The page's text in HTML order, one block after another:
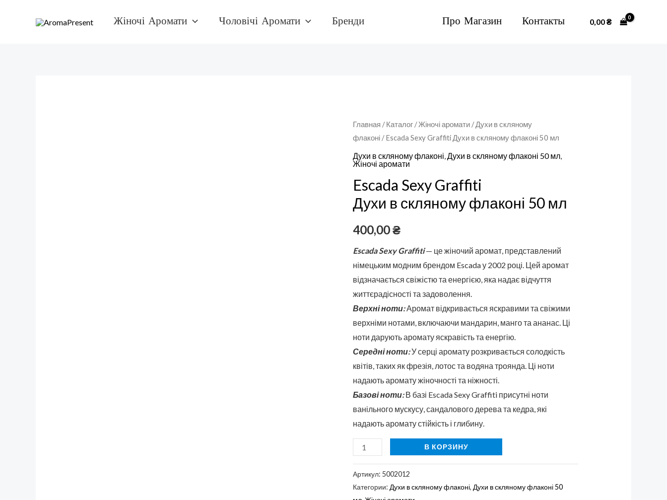
Жіночі Аромати Чоловічі Аромати Бренди Про Магазин Контакты 0,00₴
Главная /Каталог /Жіночі аромати /Духи в скляному
флаконі / Escada Sexy Graffiti Духи в скляному флаконі 50 мл
Духи в скляному флаконі,Духи в скляному флаконі 50 мл,
Жіночі аромати
Escada Sexy Graffiti
Духи в скляному флаконі 50 мл
400,00₴
Escada Sexy Graffiti— це жіночий аромат, представлений
німецьким модним брендом Escada у 2002 році. Цей аромат
відзначається свіжістю та енергією, яка надає відчуття
життєрадісності та задоволення.
Верхні ноти:Аромат відкривається яскравими та свіжими
верхніми нотами, включаючи мандарин, манго та ананас. Ці
ноти дарують аромату яскравість та енергію.
Середні ноти:У серці аромату розкривається солодкість
квітів, таких як фрезія, лотос та водяна троянда. Ці ноти
надають аромату жіночності та ніжності.
Базові ноти:В базі Escada Sexy Graffiti присутні ноти
ванільного мускусу, сандалового дерева та кедра, які
надають аромату стійкість і глибину.
Количество
товара
Escada
Sexy
Graffiti
Духи
в
скляному
50
мл
В КОРЗИНУ
Артикул:5002012
Категории: Духи в скляному флаконі, Духи в скляному флаконі 50